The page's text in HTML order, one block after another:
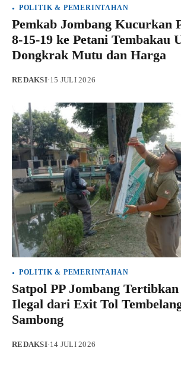
POLITIK & PEMERINTAHAN
Pemkab Jombang Kucurkan
8-15-19 ke Petani Tembakau
Dongkrak Mutu dan Harga
REDAKSI·15 JULI 2026
POLITIK & PEMERINTAHAN
Satpol PP Jombang
Ilegal dari Exit Tol
Sambong
REDAKSI·14 JULI 2026